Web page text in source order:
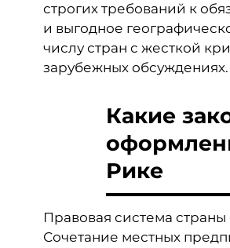
строгих требований к
и выгодное
числу стран с жесткой
зарубежных обсуждениях.
Какие
Рике
Правовая система
Сочетание местных